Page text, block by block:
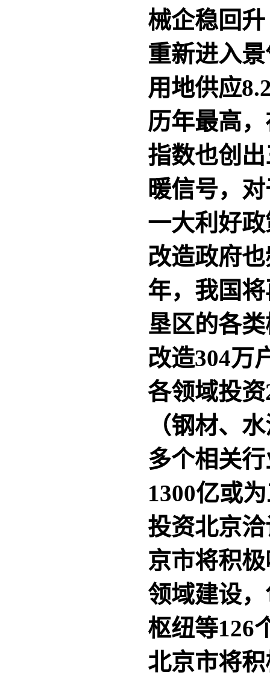
械企稳回
重新进入
用地供应
历年最高
指数也创
暖信号，
一大利好
改造政府
年，我国
垦区的各
改造304万
各领域投
（钢材、
多个相关
1300亿或
投资北京
京市将积
领域建设
枢纽等126
北京市将